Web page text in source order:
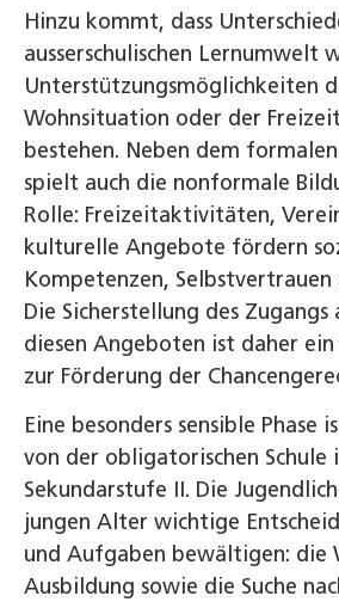
Hinzu kommt, dass
ausserschulischen Lernumwelt
Unterstützungsmöglichkeiten
Wohnsituation oder der
bestehen. Neben dem
spielt auch die nonformale
Rolle: Freizeitaktivitäten,
kulturelle Angebote fördern
Kompetenzen,
Die Sicherstellung des
diesen Angeboten ist daher
zur Förderung der
Eine besonders sensible Phase
von der obligatorischen Schule
Sekundarstufe II. Die
jungen Alter wichtige
und Aufgaben bewältigen: die
Ausbildung sowie die Suche